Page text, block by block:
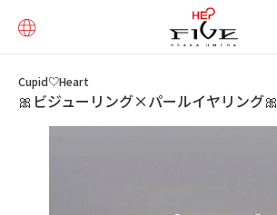
Cupid♡Heart
🎀ビジューリング×パールイヤリング🎀